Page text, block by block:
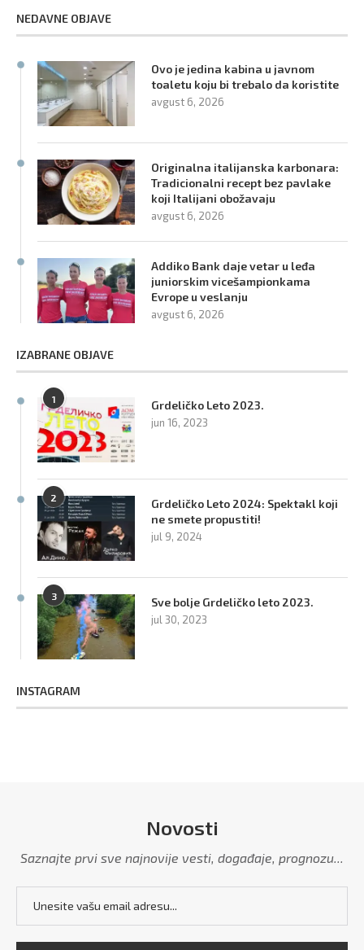
NEDAVNE OBJAVE
Ovo je jedina kabina u javnom
toaletu koju bi trebalo da koristite
avgust 6, 2026
Originalna italijanska karbonara:
Tradicionalni recept bez pavlake
koji Italijani obožavaju
avgust 6, 2026
Addiko Bank daje vetar u leđa
juniorskim vicešampionkama
Evrope u veslanju
avgust 6, 2026
IZABRANE OBJAVE
1 Grdeličko Leto 2023.
jun 16, 2023
2
Grdeličko Leto 2024: Spektakl koji
ne smete propustiti!
jul 9, 2024
3 Sve bolje Grdeličko leto 2023.
jul 30, 2023
INSTAGRAM
Novosti
Saznajte prvi sve najnovije vesti, događaje, prognozu...